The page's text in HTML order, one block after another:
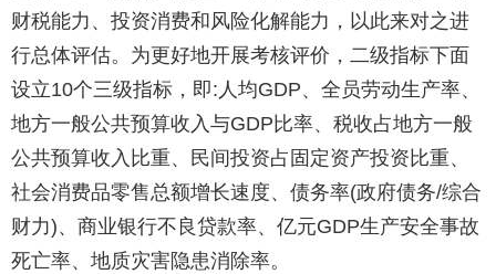
财税能力、投资消费和风险化解能力，以此来对之进
行总体评估。为更好地开展考核评价，二级指标下面
设立10个三级指标，即: 人均GDP、全员劳动生产率、
地方一般公共预算收入与GDP比率、税收占地方一般
公共预算收入比重、民间投资占固定资产投资比重、
社会消费品零售总额增长速度、债务率(政府债务/综合
财力)、商业银行不良贷款率、亿元GDP生产安全事故
死亡率、地质灾害隐患消除率。